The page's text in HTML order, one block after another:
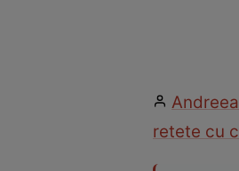
retete cu